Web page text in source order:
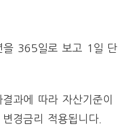
을 365일로 보고 1일 단
과에 따라 자산기준이
경금리 적용됩니다.